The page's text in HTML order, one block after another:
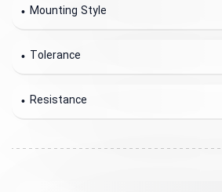
Mounting Style
Tolerance
Resistance